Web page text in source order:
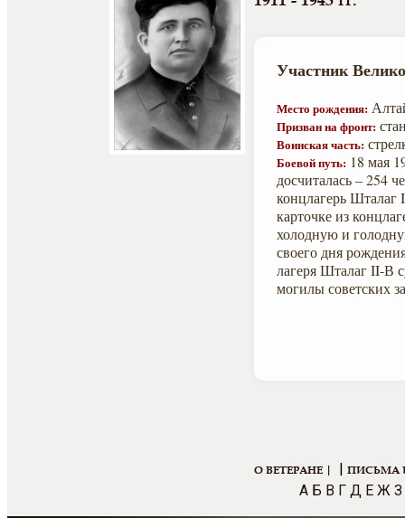
Участник
Место рождения:
Призван на фронт:
Воинская часть:
Боевой путь: 18 мая
досчиталась – 254
концлагерь Шталаг
карточке из
холодную и
своего дня
лагеря Шталаг II-В
могилы советских
О ВЕТЕРАНЕ | | ПИСЬМА
А Б В Г Д Е Ж З